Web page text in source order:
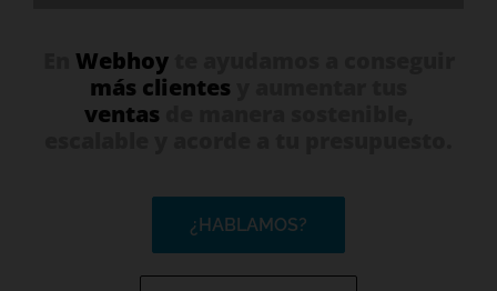
Webhoyte ayudamos a conseguir
más clientes
ventas
¿HABLAMOS?